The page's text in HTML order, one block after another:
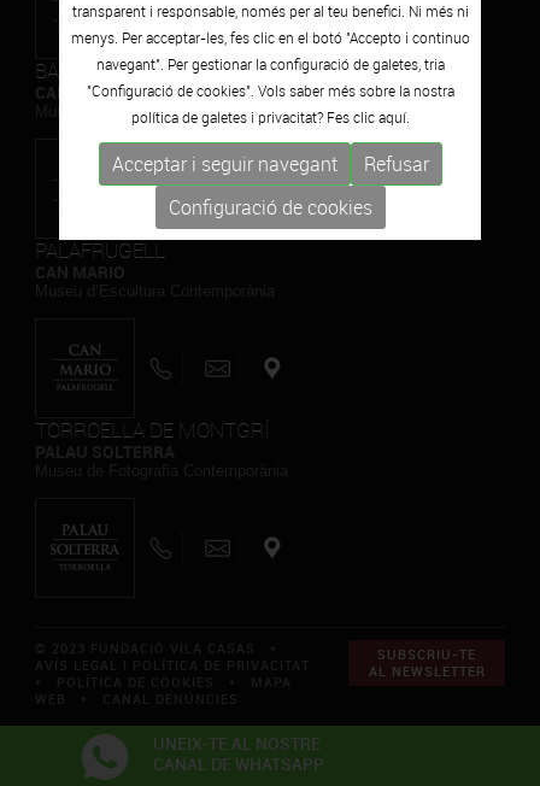
BARCELONA
CAN FRAMIS
Museu de Pintura Contemporània
PALAFRUGELL
TORROELLA DE MONTGRÍ
SUBSCRIU-TE
AL NEWSLETTER
transparent i responsable, només per al teu benefici. Ni més ni
menys. Per acceptar-les, fes clic en el botó "Accepto i continuo
navegant". Per gestionar la configuració de galetes, tria
"Configuració de cookies". Vols saber més sobre la nostra
política de galetes i privacitat? Fes clicaquí.
Acceptar i seguir navegant
Refusar
Configuració de cookies
UNEIX-TE AL NOSTRE
CANAL DE WHATSAPP